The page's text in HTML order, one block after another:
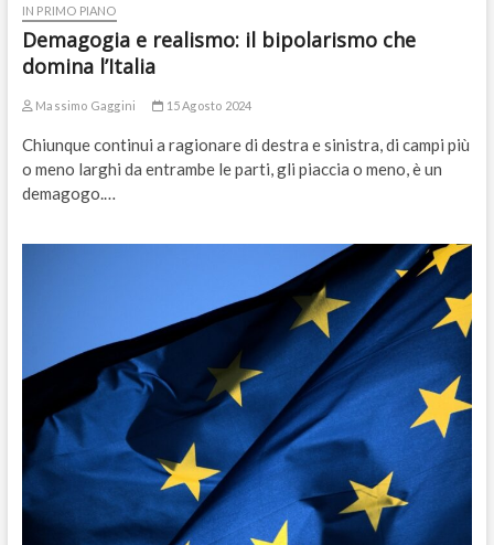
IN PRIMO PIANO
Demagogia e realismo: il bipolarismo che
domina l’Italia
Massimo Gaggini 15 Agosto 2024
Chiunque continui a ragionare di destra e sinistra, di campi più
o meno larghi da entrambe le parti, gli piaccia o meno, è un
demagogo.…